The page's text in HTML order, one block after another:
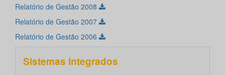
Relatório de Gestão 2008
Relatório de Gestão 2007
Relatório de Gestão 2006
Sistemas integrados